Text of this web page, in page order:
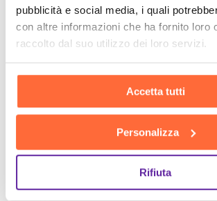
pubblicità e social media, i quali
con altre informazioni che ha fornito loro
raccolto dal suo utilizzo dei loro servizi.
Accetta tutti
Personalizza
Rifiuta